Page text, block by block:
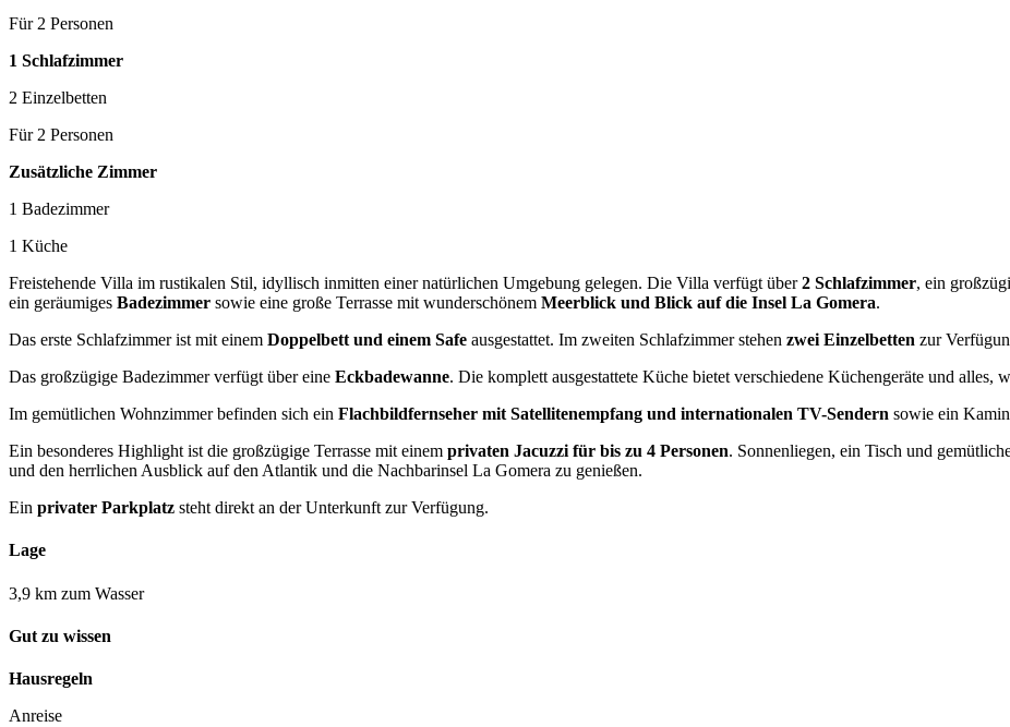
Für 2 Personen
1 Schlafzimmer
2 Einzelbetten
Für 2 Personen
Zusätzliche Zimmer
1 Badezimmer
1 Küche
Freistehende Villa im rustikalen Stil, idyllisch inmitten einer natürlichen Umgebung gelegen. Die Villa verfügt über2 Schlafzimmer, ein
ein geräumiges Badezimmer sowie eine große Terrasse mit wunderschönem Meerblick und Blick auf die Insel La Gomera.
Das erste Schlafzimmer ist mit einem Doppelbett und einem Safe ausgestattet. Im zweiten Schlafzimmer stehen zwei Einzelbetten zur
Das großzügige Badezimmer verfügt über eine Eckbadewanne. Die komplett ausgestattete Küche bietet verschiedene Küchengeräte und alles,
Im gemütlichen Wohnzimmer befinden sich ein Flachbildfernseher mit Satellitenempfang und internationalen TV-Sendern sowie ein
Ein besonderes Highlight ist die großzügige Terrasse mit einem privaten Jacuzzi für bis zu 4 Personen. Sonnenliegen, ein Tisch und
und den herrlichen Ausblick auf den Atlantik und die Nachbarinsel La Gomera zu genießen.
Ein privater Parkplatz steht direkt an der Unterkunft zur Verfügung.
Lage
3,9 km zum Wasser
Gut zu wissen
Hausregeln
Anreise